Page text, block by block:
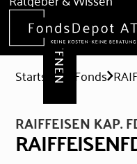
Hilfe & Formulare
DEPOT ERÖFFNEN
Startseite Fonds
RAIFFEISEN KAP.